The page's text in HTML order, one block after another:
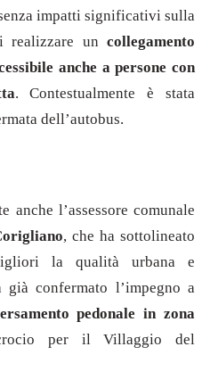
impatti significativi sulla
realizzare un collegamento
anche a persone con
. Contestualmente è stata
dell’autobus.
anche l’assessore comunale
, che ha sottolineato
la qualità urbana e
già confermato l’impegno a
pedonale in zona
per il Villaggio del